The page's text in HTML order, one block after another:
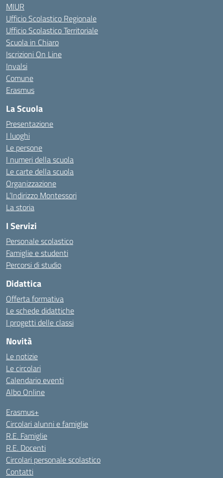
MIUR
Ufficio Scolastico Regionale
Ufficio Scolastico Territoriale
Scuola in Chiaro
Iscrizioni On Line
Invalsi
Comune
Erasmus
La Scuola
Presentazione
I luoghi
Le persone
I numeri della scuola
Le carte della scuola
Organizzazione
L’Indirizzo Montessori
La storia
I Servizi
Personale scolastico
Famiglie e studenti
Percorsi di studio
Didattica
Offerta formativa
Le schede didattiche
I progetti delle classi
Novità
Le notizie
Le circolari
Calendario eventi
Albo Online
Erasmus+
Circolari alunni e famiglie
R.E. Famiglie
R.E. Docenti
Circolari personale scolastico
Contatti